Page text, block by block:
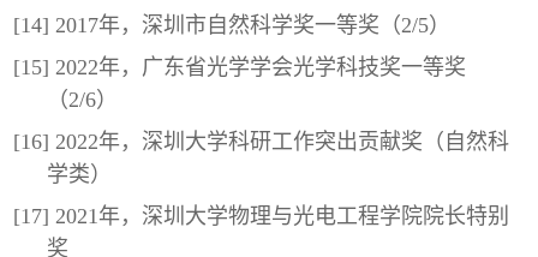
[14] 2017年，深圳市自然科学奖一等奖（2/5）
[15] 2022年，广东省光学学会光学科技奖一等奖
（2/6）
[16] 2022年，深圳大学科研工作突出贡献奖（自然科
学类）
[17] 2021年，深圳大学物理与光电工程学院院长特别
奖